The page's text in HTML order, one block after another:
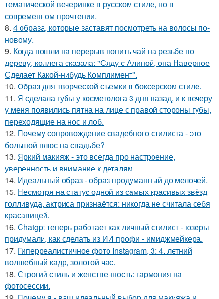
тематической вечеринке в русском стиле, но в
современном прочтении.
8. 4 образа, которые заставят посмотреть на волосы по-
новому.
9. Когда пошли на перерыв попить чай на резьбе по
дереву, коллега сказала: "Сяду с Алиной, она Наверное
Сделает Какой-нибудь Комплимент".
10. Образ для творческой съемки в боксерском стиле.
11. Я сделала губы у косметолога 3 дня назад, и к вечеру
у меня появились пятна на лице с правой стороны губы,
переходящие на нос и лоб.
12. Почему сопровождение свадебного стилиста - это
большой плюс на свадьбе?
13. Яркий макияж - это всегда про настроение,
уверенность и внимание к деталям.
14. Идеальный образ - образ продуманный до мелочей.
15. Несмотря на статус одной из самых красивых звёзд
голливуда, актриса признаётся: никогда не считала себя
красавицей.
16. Chatgpt теперь работает как личный стилист - юзеры
придумали, как сделать из ИИ профи - имиджмейкера.
17. Гиперреалистичное фото Instagram, 3: 4. летний
волшебный кадр, золотой час.
18. Строгий стиль и женственность: гармония на
фотосессии.